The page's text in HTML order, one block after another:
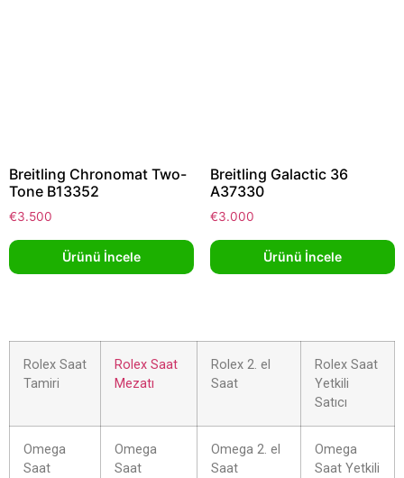
Breitling Chronomat Two-
Tone B13352
€3.500
Ürünü İncele
Breitling Galactic 36
A37330
€3.000
Ürünü İncele
Rolex Saat
Tamiri
Rolex Saat
Mezatı
Rolex 2. el
Saat
Rolex Saat
Yetkili
Satıcı
Omega
Saat
Omega
Saat
Omega 2. el
Saat
Omega
Saat Yetkili